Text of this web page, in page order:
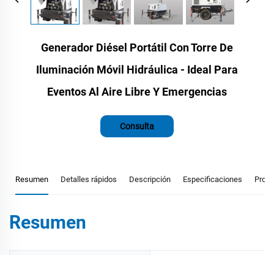
Generador Diésel Portátil Con Torre De
Iluminación Móvil Hidráulica - Ideal Para
Eventos Al Aire Libre Y Emergencias
Consulta
Resumen Detalles rápidos Descripción Especificaciones
Resumen